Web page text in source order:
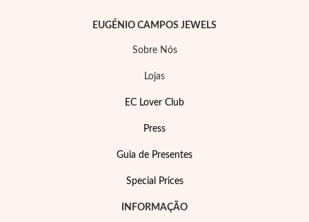
Filigrana
EUGÉNIO CAMPOS JEWELS
Sobre Nós
Lojas
EC Lover Club
Press
Guia de Presentes
Special Prices
INFORMAÇÃO